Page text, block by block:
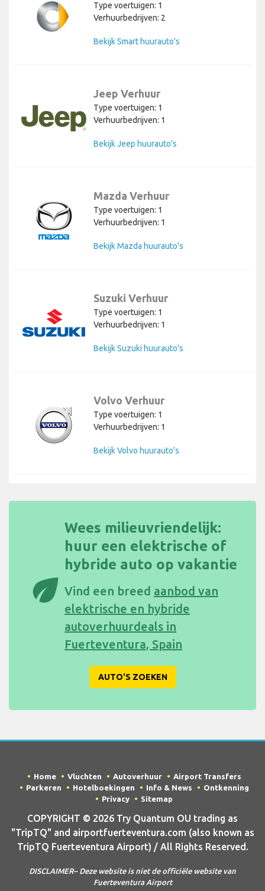
Type voertuigen: 1
Verhuurbedrijven: 2
Bekijk Smart huurauto's
Jeep Verhuur
Type voertuigen: 1
Verhuurbedrijven: 1
Bekijk Jeep huurauto's
Mazda Verhuur
Type voertuigen: 1
Verhuurbedrijven: 1
Bekijk Mazda huurauto's
Suzuki Verhuur
Type voertuigen: 1
Verhuurbedrijven: 1
Bekijk Suzuki huurauto's
Volvo Verhuur
Type voertuigen: 1
Verhuurbedrijven: 1
Bekijk Volvo huurauto's
eco
Wees milieuvriendelijk:
huur een elektrische of
hybride auto op vakantie
Vind een breed aanbod van
elektrische en hybride
autoverhuurdeals in
Fuerteventura, Spain
AUTO'S ZOEKEN
Home Vluchten Autoverhuur
Airport Transfers
Parkeren
Hotelboekingen Info & News
Ontkenning
Privacy
Sitemap
COPYRIGHT © 2026 Try Quantum OU trading as
"TripTQ" and airportfuerteventura.com (also known as
TripTQ Fuerteventura Airport) / All Rights Reserved.
DISCLAIMER– Deze website is niet de officiële website van
Fuerteventura Airport